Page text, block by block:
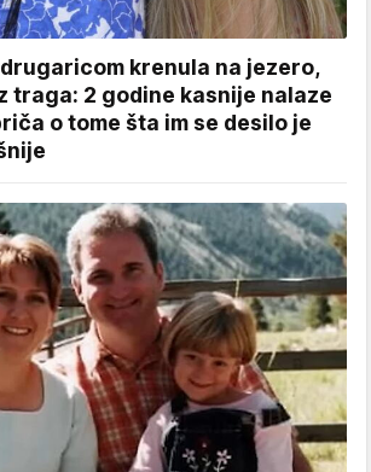
krenula na jezero,
traga: 2 godine kasnije nalaze
o tome šta im se desilo je